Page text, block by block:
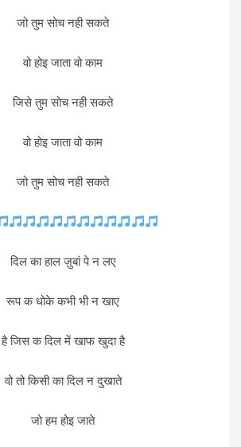
जो तुम सोच नही सकते
वो होइ जाता वो काम
जिसे तुम सोच नही सकते
वो होइ जाता वो काम
जो तुम सोच नही सकते
दिल का हाल ज़ुबां पे न लए
रूप क धोके कभी भी न खाए
है जिस क दिल में खाफ खुदा है
वो तो किसी का दिल न दुखाते
जो हम होइ जाते